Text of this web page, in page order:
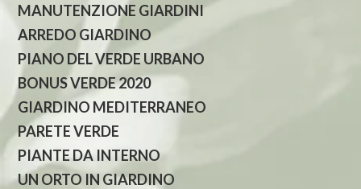
MANUTENZIONE GIARDINI
ARREDO GIARDINO
PIANO DEL VERDE URBANO
BONUS VERDE 2020
GIARDINO MEDITERRANEO
PARETE VERDE
PIANTE DA INTERNO
UN ORTO IN GIARDINO